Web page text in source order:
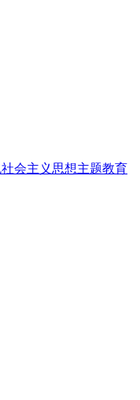
会主义思想主题教育